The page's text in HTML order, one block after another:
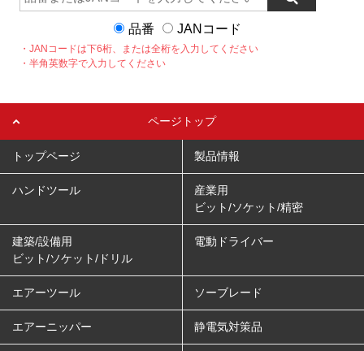
品番 JANコード
・JANコードは下6桁、または全桁を入力してください
・半角英数字で入力してください
ページトップ
トップページ 製品情報
ハンドツール
産業用
ビット/ソケット/精密
建築/設備用
ビット/ソケット/ドリル
電動ドライバー
エアーツール ソーブレード
エアーニッパー 静電気対策品